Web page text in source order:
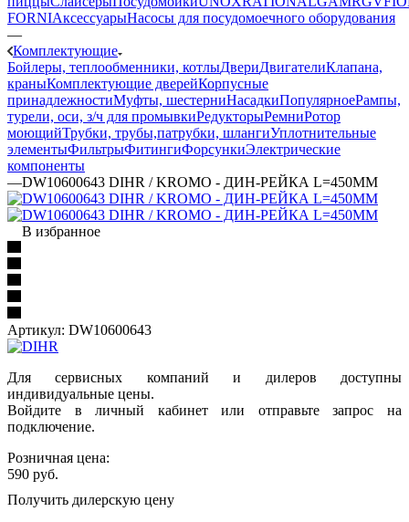
FORNIАксессуарыНасосы для посудомоечного оборудования
—
Комплектующие
Бойлеры, теплообменники, котлыДвериДвигателиКлапана,
краныКомплектующие дверейКорпусные
принадлежностиМуфты, шестерниНасадкиПопулярноеРампы,
турели, оси, з/ч для промывкиРедукторыРемниРотор
моющийТрубки, трубы,патрубки, шлангиУплотнительные
элементыФильтрыФитингиФорсункиЭлектрические
компоненты
—DW10600643 DIHR / KROMO - ДИН-РЕЙКА L=450ММ
В избранное
Артикул: DW10600643
Для сервисных компаний и дилеров доступны
индивидуальные цены.
Войдите в личный кабинет или отправьте запрос на
подключение.
Розничная цена:
590 руб.
Получить дилерскую цену